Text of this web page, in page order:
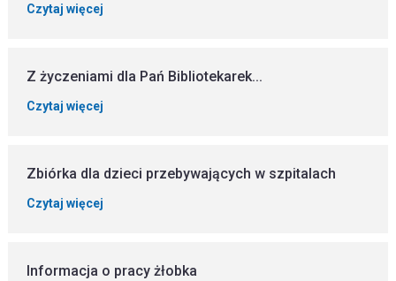
Czytaj więcej
Z życzeniami dla Pań Bibliotekarek...
Czytaj więcej
Zbiórka dla dzieci przebywających w szpitalach
Czytaj więcej
Informacja o pracy żłobka